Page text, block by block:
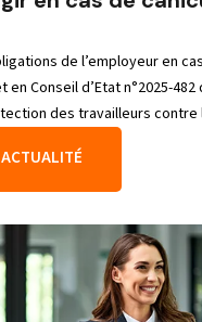
de l’employeur en
en Conseil d’Etat n°2025-482
des travailleurs contre